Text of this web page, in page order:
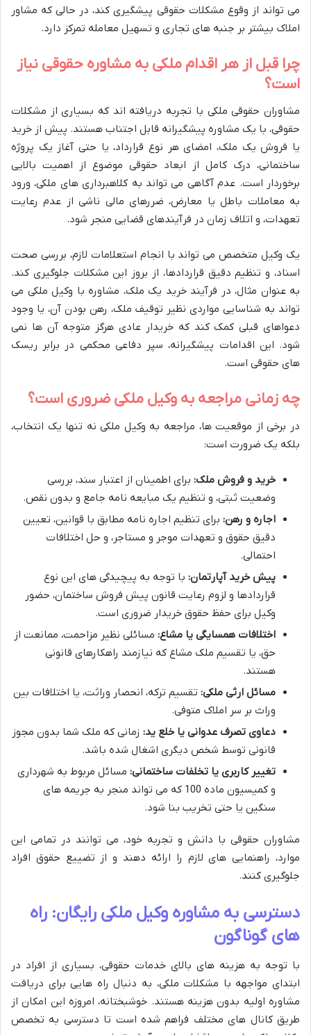
می تواند از وقوع مشکلات حقوقی پیشگیری کند، در حالی که مشاور
املاک بیشتر بر جنبه های تجاری و تسهیل معامله تمرکز دارد.
چرا قبل از هر اقدام ملکی به مشاوره حقوقی نیاز
است؟
مشاوران حقوقی ملکی با تجربه دریافته اند که بسیاری از مشکلات
حقوقی، با یک مشاوره پیشگیرانه قابل اجتناب هستند. پیش از خرید
یا فروش یک ملک، امضای هر نوع قرارداد، یا حتی آغاز یک پروژه
ساختمانی، درک کامل از ابعاد حقوقی موضوع از اهمیت بالایی
برخوردار است. عدم آگاهی می تواند به کلاهبرداری های ملکی، ورود
به معاملات باطل یا معارض، ضررهای مالی ناشی از عدم رعایت
تعهدات، و اتلاف زمان در فرآیندهای قضایی منجر شود.
یک وکیل متخصص می تواند با انجام استعلامات لازم، بررسی صحت
اسناد، و تنظیم دقیق قراردادها، از بروز این مشکلات جلوگیری کند.
به عنوان مثال، در فرآیند خرید یک ملک، مشاوره با وکیل ملکی می
تواند به شناسایی مواردی نظیر توقیف ملک، رهن بودن آن، یا وجود
دعواهای قبلی کمک کند که خریدار عادی هرگز متوجه آن ها نمی
شود. این اقدامات پیشگیرانه، سپر دفاعی محکمی در برابر ریسک
های حقوقی است.
چه زمانی مراجعه به وکیل ملکی ضروری است؟
در برخی از موقعیت ها، مراجعه به وکیل ملکی نه تنها یک انتخاب،
بلکه یک ضرورت است:
خرید و فروش ملک: برای اطمینان از اعتبار سند، بررسی
وضعیت ثبتی، و تنظیم یک مبایعه نامه جامع و بدون نقص.
اجاره و رهن: برای تنظیم اجاره نامه مطابق با قوانین، تعیین
دقیق حقوق و تعهدات موجر و مستاجر، و حل اختلافات
احتمالی.
پیش خرید آپارتمان: با توجه به پیچیدگی های این نوع
قراردادها و لزوم رعایت قانون پیش فروش ساختمان، حضور
وکیل برای حفظ حقوق خریدار ضروری است.
اختلافات همسایگی یا مشاع: مسائلی نظیر مزاحمت، ممانعت از
حق، یا تقسیم ملک مشاع که نیازمند راهکارهای قانونی
هستند.
مسائل ارثی ملکی: تقسیم ترکه، انحصار وراثت، یا اختلافات بین
وراث بر سر املاک متوفی.
دعاوی تصرف عدوانی یا خلع ید: زمانی که ملک شما بدون مجوز
قانونی توسط شخص دیگری اشغال شده باشد.
تغییر کاربری یا تخلفات ساختمانی: مسائل مربوط به شهرداری
و کمیسیون ماده 100 که می تواند منجر به جریمه های
سنگین یا حتی تخریب بنا شود.
مشاوران حقوقی با دانش و تجربه خود، می توانند در تمامی این
موارد، راهنمایی های لازم را ارائه دهند و از تضییع حقوق افراد
جلوگیری کنند.
دسترسی به مشاوره وکیل ملکی رایگان: راه
های گوناگون
با توجه به هزینه های بالای خدمات حقوقی، بسیاری از افراد در
ابتدای مواجهه با مشکلات ملکی، به دنبال راه هایی برای دریافت
مشاوره اولیه بدون هزینه هستند. خوشبختانه، امروزه این امکان از
طریق کانال های مختلف فراهم شده است تا دسترسی به تخصص